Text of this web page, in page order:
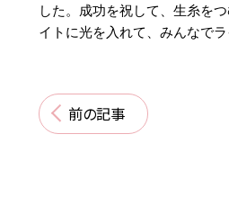
した。成功を祝して、生糸を
イトに光を入れて、みんなでラ
前の記事